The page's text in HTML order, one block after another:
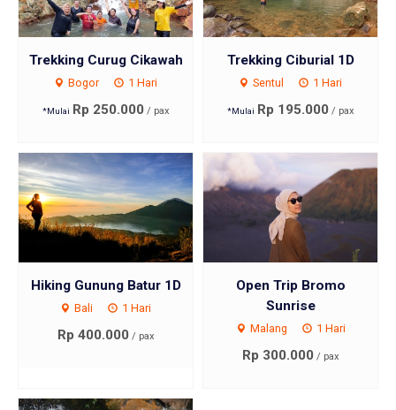
Trekking Curug Cikawah
Bogor 1 Hari
*Mulai Rp 250.000 / pax
Trekking Ciburial 1D
Sentul 1 Hari
*Mulai Rp 195.000 / pax
Hiking Gunung Batur 1D
Bali 1 Hari
Rp 400.000 / pax
Open Trip Bromo
Sunrise
Malang 1 Hari
Rp 300.000 / pax